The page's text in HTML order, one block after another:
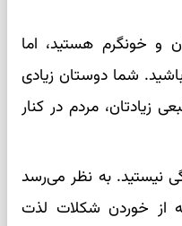
و خونگرم هستید، اما
شما دوستان زیادی
زیادتان، مردم در کنار
نیستید. به نظر می‌رسد
از خوردن شکلات لذت